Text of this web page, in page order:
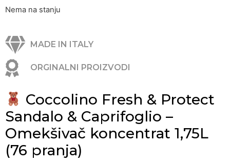
Nema na stanju
MADE IN ITALY
ORGINALNI PROIZVODI
Coccolino Fresh & Protect
Sandalo & Caprifoglio –
Omekšivač koncentrat 1,75L
(76 pranja)